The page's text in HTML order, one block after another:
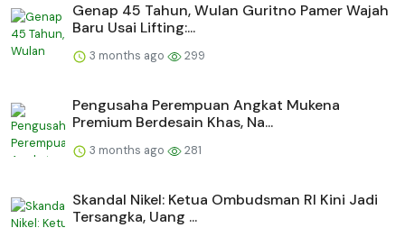
Genap 45 Tahun, Wulan Guritno Pamer Wajah
Baru Usai Lifting:...
3 months ago 299
Pengusaha Perempuan Angkat Mukena
Premium Berdesain Khas, Na...
3 months ago 281
Skandal Nikel: Ketua Ombudsman RI Kini Jadi
Tersangka, Uang ...